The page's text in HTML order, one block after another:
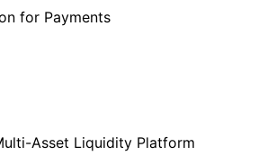
for Payments
Asset Liquidity Platform